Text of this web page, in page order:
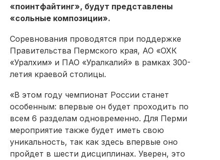
«поинтфайтинг», будут представлены
«сольные композиции».
Соревнования проводятся при поддержке
Правительства Пермского края, АО «ОХК
«Уралхим» и ПАО «Уралкалий» в рамках 300-
летия краевой столицы.
«В этом году чемпионат России станет
особенным: впервые он будет проходить по
всем 6 разделам одновременно. Для Перми
мероприятие также будет иметь свою
уникальность, так как здесь впервые оно
пройдет в шести дисциплинах. Уверен, это